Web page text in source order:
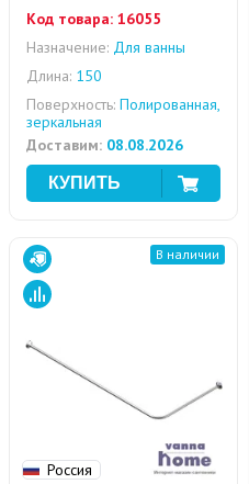
Код товара: 16055
Назначение: Для ванны
Длина: 150
Поверхность: Полированная,
зеркальная
Доставим: 08.08.2026
Россия
В наличии